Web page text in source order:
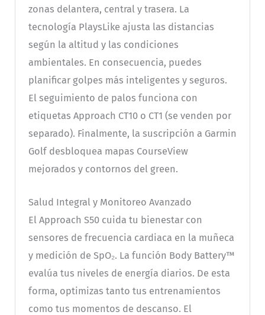
zonas delantera, central y trasera. La
tecnología PlaysLike ajusta las distancias
según la altitud y las condiciones
ambientales. En consecuencia, puedes
planificar golpes más inteligentes y seguros.
El seguimiento de palos funciona con
etiquetas Approach CT10 o CT1 (se venden por
separado). Finalmente, la suscripción a Garmin
Golf desbloquea mapas CourseView
mejorados y contornos del green.
Salud Integral y Monitoreo Avanzado
El Approach S50 cuida tu bienestar con
sensores de frecuencia cardiaca en la muñeca
y medición de SpO₂. La función Body Battery™
evalúa tus niveles de energía diarios. De esta
forma, optimizas tanto tus entrenamientos
como tus momentos de descanso. El